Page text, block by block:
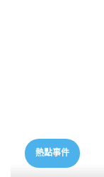
熱點事件